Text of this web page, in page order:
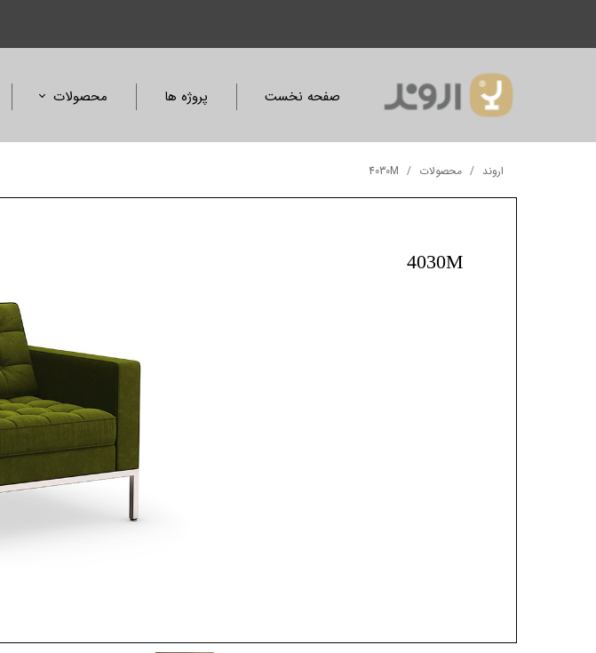
صفحه نخست پروژه ها
محصولات
صندلی
اروند محصولات 4030M
4030M